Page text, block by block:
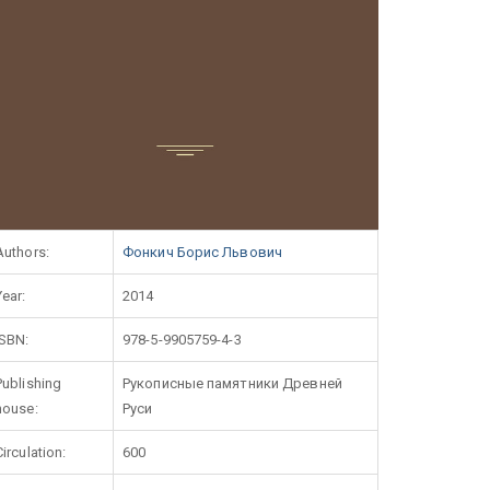
Фонкич Борис Львович
2014
978-5-9905759-4-3
Рукописные памятники Древней
Руси
600